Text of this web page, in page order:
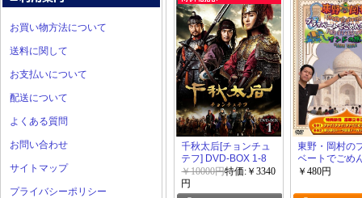
お買い物方法について
送料に関して
お支払いについて
配送について
よくある質問
お問い合わせ
サイトマップ
プライバシーポリシー
千秋太后[チョンチュ
テフ] DVD-BOX 1-8
￥10000円特価:￥3340
円
東野・岡村の
ベートでごめ
い・・・イン
￥480円